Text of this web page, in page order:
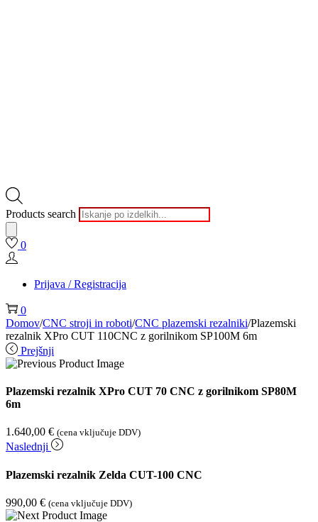
Products search
0
Prijava / Registracija
0
Domov/CNC stroji in roboti/CNC plazemski rezalniki/Plazemski
rezalnik XPro CUT 110CNC z gorilnikom SP100M 6m
Prejšnji
Plazemski rezalnik XPro CUT 70 CNC z gorilnikom SP80M
6m
1.640,00 € (cena vključuje DDV)
Naslednji
Plazemski rezalnik Zelda CUT-100 CNC
990,00 € (cena vključuje DDV)